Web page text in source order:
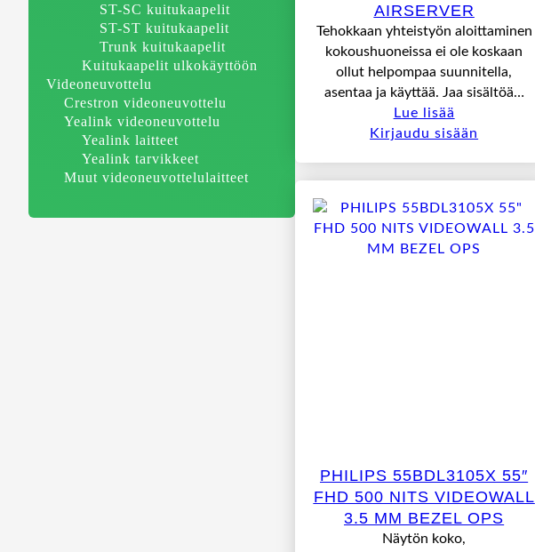
ST-SC kuitukaapelit
ST-ST kuitukaapelit
Trunk kuitukaapelit
Kuitukaapelit ulkokäyttöön
Videoneuvottelu
Crestron videoneuvottelu
Yealink videoneuvottelu
Yealink laitteet
Yealink tarvikkeet
Muut videoneuvottelulaitteet
AIRSERVER
Tehokkaan yhteistyön aloittaminen
kokoushuoneissa ei ole koskaan
ollut helpompaa suunnitella,
asentaa ja käyttää. Jaa sisältöä…
Lue lisää
Kirjaudu sisään
PHILIPS 55BDL3105X 55″
FHD 500 NITS VIDEOWALL
3.5 MM BEZEL OPS
Näytön koko,